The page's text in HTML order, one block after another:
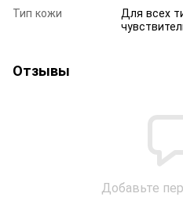
Тип кожи
Для всех
Отзывы
Добавьте